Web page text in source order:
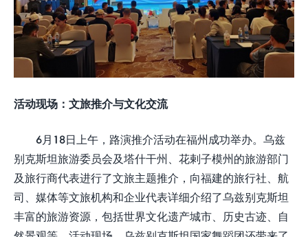
活动现场：文旅推介与文化交流
6月18日上午，路演推介活动在福州成功举办。乌兹
别克斯坦旅游委员会及塔什干州、花剌子模州的旅游部门
及旅行商代表进行了文旅主题推介，向福建的旅行社、航
司、媒体等文旅机构和企业代表详细介绍了乌兹别克斯坦
丰富的旅游资源，包括世界文化遗产城市、历史古迹、自